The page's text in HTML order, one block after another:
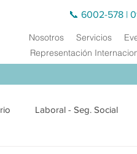
📞 6002-578 |
Nosotros Servicios
Representación
Laboral - Seg. Social